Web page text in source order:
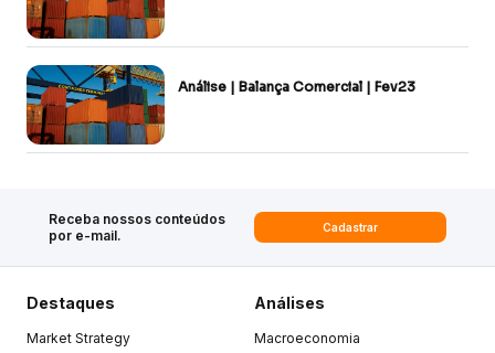
Análise | Balança Comercial | Fev23
Receba nossos conteúdos
por e-mail.
Cadastrar
Destaques
Market Strategy
Análises
Macroeconomia